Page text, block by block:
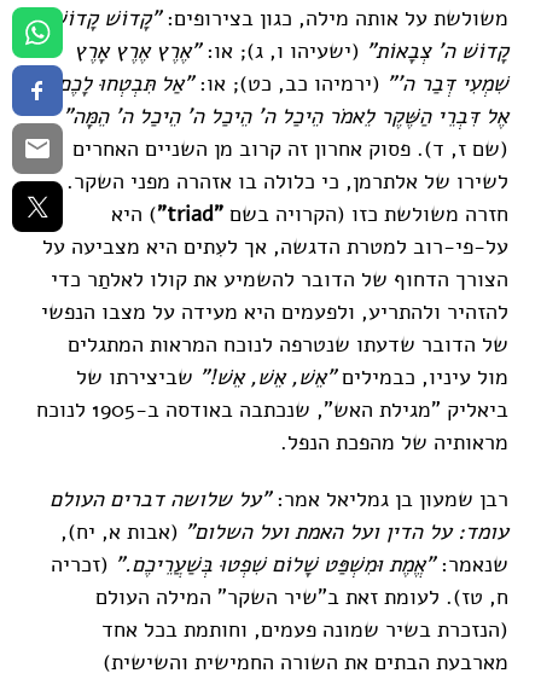
משולשת על אותה מילה, כגון בצירופים:"קָדוֹשׁ קָדוֹשׁ
קָדוֹשׁ ה' צְבָאוֹת" (ישעיהו ו, ג); או:"אֶרֶץ אֶרֶץ אָרֶץ
שִׁמְעִי דְּבַר ה'" (ירמיהו כב, כט); או:"אַל תִּבְטְחוּ לָכֶם
אֶל דִּבְרֵי הַשֶּׁקֶר לֵאמֹר הֵיכַל ה' הֵיכַל ה' הֵיכַל ה' הֵמָּה"
(שם ז, ד). פסוק אחרון זה קרוב מן השניים האחרים
לשירו של אלתרמן, כי כלולה בו אזהרה מפני השקר.
חזרה משולשת כזו (הקרויה בשם "triad"
) היא
על-פי-רוב למטרת הדגשה, אך לעִתים היא מצביעה על
הצורך הדחוף של הדובר להשמיע את קולו לאלתַר כדי
להזהיר ולהתריע, ולפעמים היא מעידה על מצבו הנפשי
של הדובר שדעתו שנטרפה לנוכח המראות המתגלים
מול עיניו, כבמילים"אֵשׁ, אֵשׁ, אֵשׁ!" שביצירתו של
ביאליק "מגילת האש", שנכתבה באודסה ב-1905 לנוכח
מראותיה של מהפכת הנפל.
רבן שמעון בן גמליאל אמר:"על שלושה דברים העולם
עומד: על הדין ועל האמת ועל השלום" (אבות א, יח),
שנאמר:"אֱמֶת וּמִשְׁפַּט שָׁלוֹם שִׁפְטוּ בְּשַׁעֲרֵיכֶם." (זכריה
ח, טז). לעומת זאת ב"שיר השקר" המילה העולם
(הנזכרת בשיר שמונה פעמים, וחותמת בכל אחד
מארבעת הבתים את השורה החמישית והשישית)